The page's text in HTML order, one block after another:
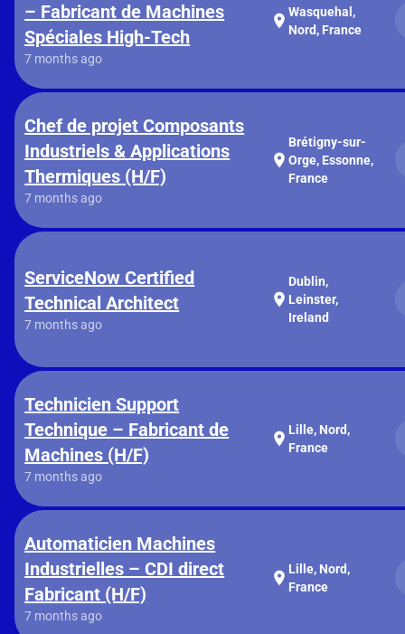
– Fabricant de Machines
Spéciales High-Tech
7 months ago
location_on Wasquehal,
Nord, France
Chef de projet Composants
Industriels & Applications
Thermiques (H/F)
7 months ago
location_on
Brétigny-sur-
Orge, Essonne,
France
ServiceNow Certified
Technical Architect
7 months ago
location_on
Dublin,
Leinster,
Ireland
Technicien Support
Technique – Fabricant de
Machines (H/F)
7 months ago
location_on Lille, Nord,
France
Automaticien Machines
Industrielles – CDI direct
Fabricant (H/F)
7 months ago
location_on Lille, Nord,
France